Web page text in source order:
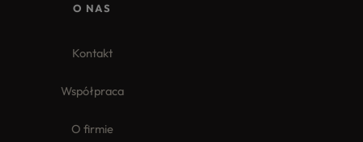
O NAS
Kontakt
Współpraca
O firmie